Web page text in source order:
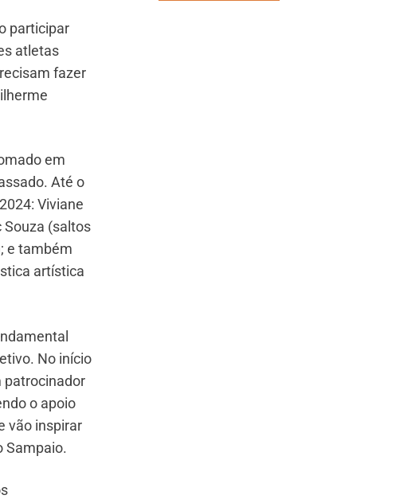
participar
atletas
fazer
em
Até o
Viviane
Souza (saltos
e também
artística
No início
patrocinador
o apoio
vão inspirar
Sampaio.